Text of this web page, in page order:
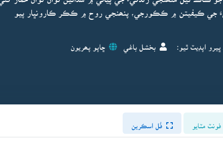
جي ڪيفيتن ۾ ڪڪورجي، پنھنجي روح ۾ ڪڪر ڪارونڀار پيو
اپڊيٽ ٿيو: بخشل باغي ڇاپو پھريون
فونٽ مٽايو فُل اسڪرين